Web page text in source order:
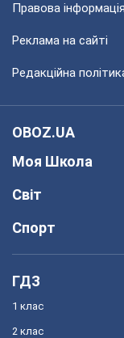
Правова інформація
Реклама на сайті
Редакційна
OBOZ.UA
Моя Школа
Світ
Спорт
ГДЗ
1 клас
2 клас